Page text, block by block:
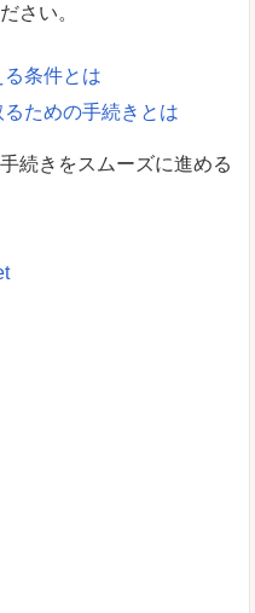
さい。
条件とは
ための手続きとは
続きをスムーズに進める